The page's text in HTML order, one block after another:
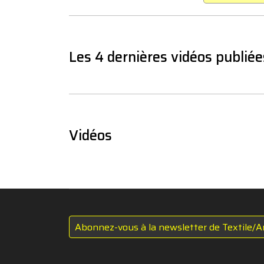
Les 4 dernières vidéos
Vidéos
Abonnez-vous à la newsletter de Textile/